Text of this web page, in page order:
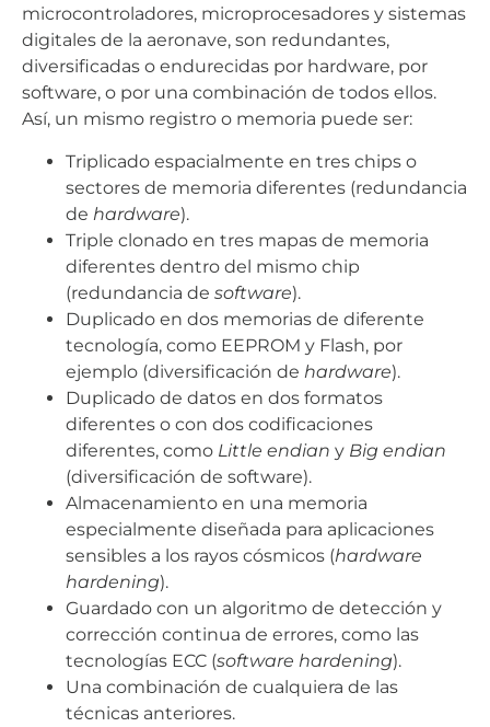
microcontroladores, microprocesadores y sistemas
digitales de la aeronave, son redundantes,
diversificadas o endurecidas por hardware, por
software, o por una combinación de todos ellos.
Así, un mismo registro o memoria puede ser:
Triplicado espacialmente en tres chips o
sectores de memoria diferentes (redundancia
de hardware).
Triple clonado en tres mapas de memoria
diferentes dentro del mismo chip
(redundancia de software).
Duplicado en dos memorias de diferente
tecnología, como EEPROM y Flash, por
ejemplo (diversificación de hardware).
Duplicado de datos en dos formatos
diferentes o con dos codificaciones
diferentes, como Little endian y Big endian
(diversificación de software).
Almacenamiento en una memoria
especialmente diseñada para aplicaciones
sensibles a los rayos cósmicos (hardware
hardening).
Guardado con un algoritmo de detección y
corrección continua de errores, como las
tecnologías ECC (software hardening).
Una combinación de cualquiera de las
técnicas anteriores.